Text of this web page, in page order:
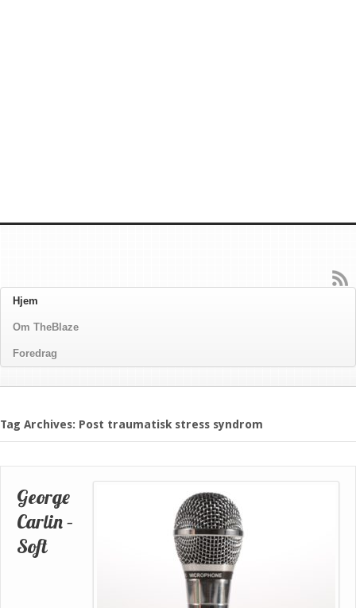
Hjem
Om TheBlaze
Foredrag
Tag Archives: Post traumatisk stress syndrom
George
Carlin –
Soft